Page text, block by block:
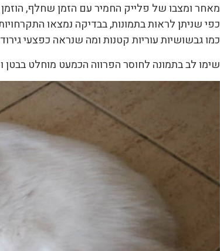
מאחר ומצבו של פלייק החמיר עם הזמן שחלף, הוזמן
כפי שניתן לראות בתמונות, בבדיקה נמצאו
כמו גבשושיות עוריות קטנות ומה שנראה כפצעי
שימו לב בתמונה לחוסר הפרווה הכמעט מוחלט בבטן